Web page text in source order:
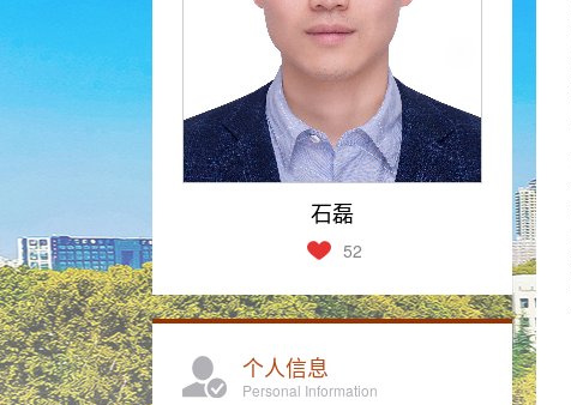
石磊
52
个人信息
Personal Information